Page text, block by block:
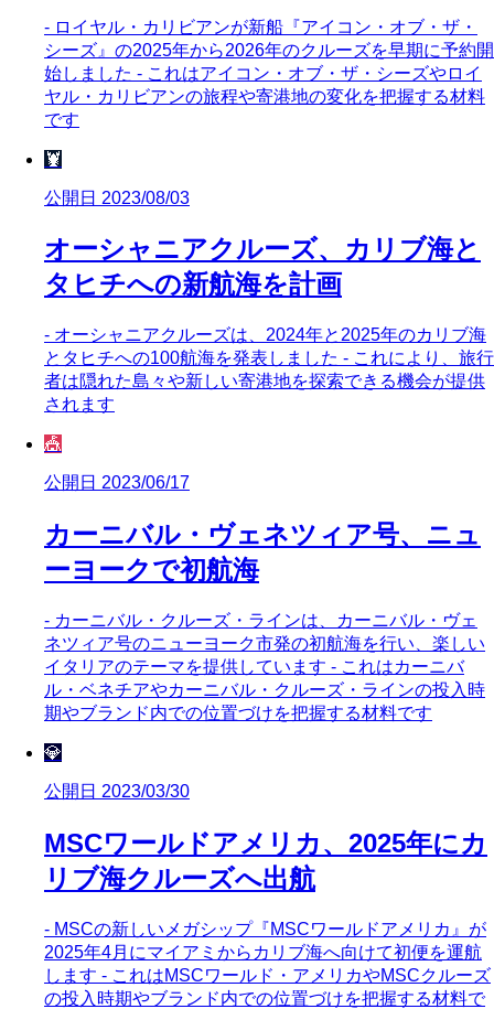
- ロイヤル・カリビアンが新船『アイコン・オブ・ザ・
シーズ』の2025年から2026年のクルーズを早期に予約開
始しました - これはアイコン・オブ・ザ・シーズやロイ
ヤル・カリビアンの旅程や寄港地の変化を把握する材料
です
🦞
公開日 2023/08/03
オーシャニアクルーズ、カリブ海と
タヒチへの新航海を計画
- オーシャニアクルーズは、2024年と2025年のカリブ海
とタヒチへの100航海を発表しました - これにより、旅行
者は隠れた島々や新しい寄港地を探索できる機会が提供
されます
🎪
公開日 2023/06/17
カーニバル・ヴェネツィア号、ニュ
ーヨークで初航海
- カーニバル・クルーズ・ラインは、カーニバル・ヴェ
ネツィア号のニューヨーク市発の初航海を行い、楽しい
イタリアのテーマを提供しています - これはカーニバ
ル・ベネチアやカーニバル・クルーズ・ラインの投入時
期やブランド内での位置づけを把握する材料です
💎
公開日 2023/03/30
MSCワールドアメリカ、2025年にカ
リブ海クルーズへ出航
- MSCの新しいメガシップ『MSCワールドアメリカ』が
2025年4月にマイアミからカリブ海へ向けて初便を運航
します - これはMSCワールド・アメリカやMSCクルーズ
の投入時期やブランド内での位置づけを把握する材料で